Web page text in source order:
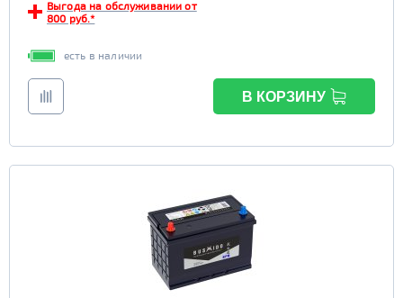
Выгода на обслуживании от
800 руб.*
есть в наличии
В КОРЗИНУ